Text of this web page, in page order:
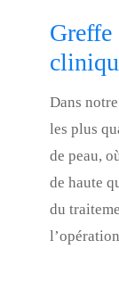
Greffe
Dans
les plus
de peau,
de haute
du